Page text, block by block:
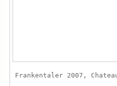
Frankentaler 2007,